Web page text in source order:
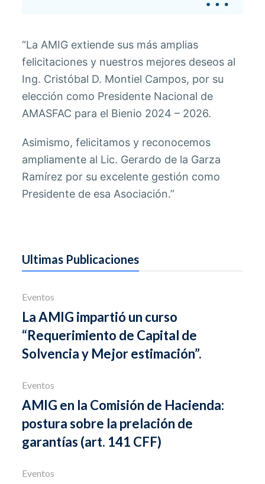
“La AMIG extiende sus más amplias
felicitaciones y nuestros mejores deseos al
Ing. Cristóbal D. Montiel Campos, por su
elección como Presidente Nacional de
AMASFAC para el Bienio 2024 – 2026.
Asimismo, felicitamos y reconocemos
ampliamente al Lic. Gerardo de la Garza
Ramírez por su excelente gestión como
Presidente de esa Asociación.”
Ultimas Publicaciones
Eventos
La AMIG impartió un curso
“Requerimiento de Capital de
Solvencia y Mejor estimación”.
Eventos
AMIG en la Comisión de Hacienda:
postura sobre la prelación de
garantías (art. 141 CFF)
Eventos